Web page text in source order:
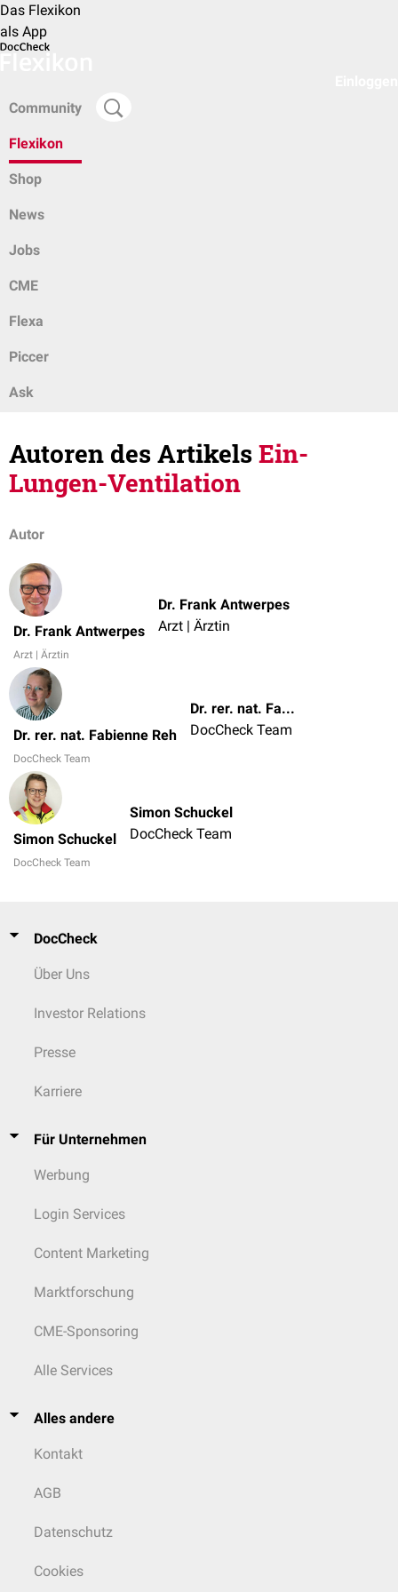
Das Flexikon
als App
Community
Flexikon
Shop
News
Jobs
CME
Flexa
Piccer
Ask
Autoren des ArtikelsEin-
Lungen-Ventilation
Autor
Dr. Frank Antwerpes
Arzt | Ärztin
Dr. Frank Antwerpes
Arzt | Ärztin
Dr. rer. nat. Fabienne Reh
DocCheck Team
Dr. rer. nat. Fabienne Reh
DocCheck Team
Simon Schuckel
DocCheck Team
Simon Schuckel
DocCheck Team
DocCheck
Über Uns
Investor Relations
Presse
Karriere
Für Unternehmen
Werbung
Login Services
Content Marketing
Marktforschung
CME-Sponsoring
Alle Services
Alles andere
Kontakt
AGB
Datenschutz
Cookies